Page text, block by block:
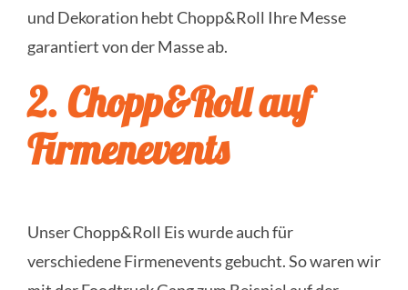
und Dekoration hebt Chopp&Roll Ihre Messe
garantiert von der Masse ab.
2. Chopp&Roll auf
Firmenevents
Unser Chopp&Roll Eis wurde auch für
verschiedene Firmenevents gebucht. So waren wir